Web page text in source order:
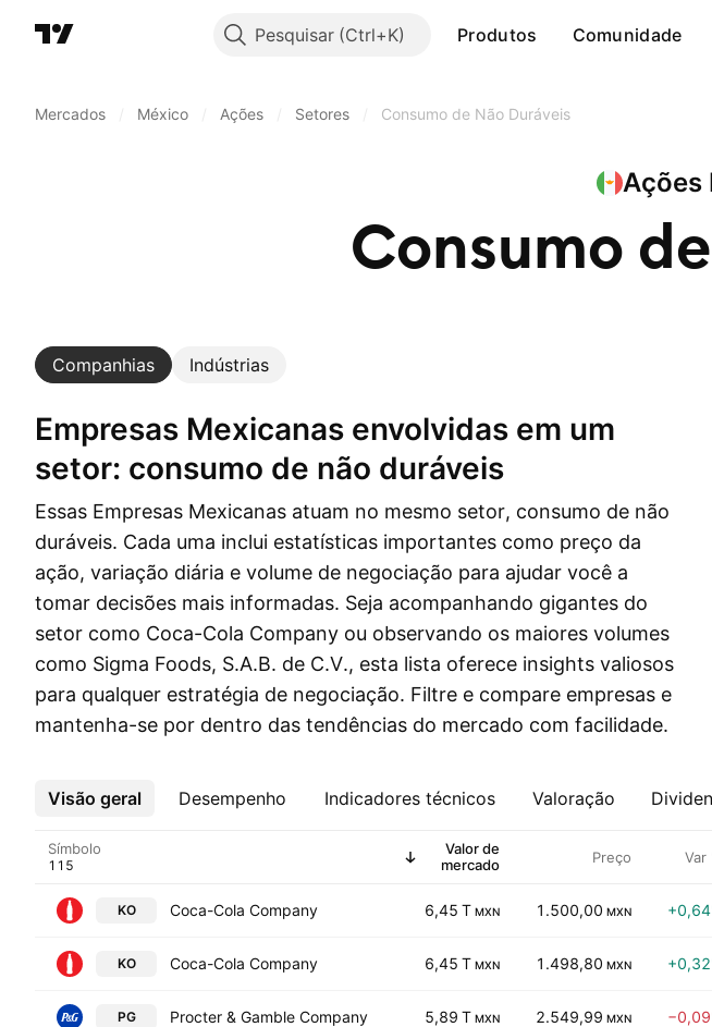
Pesquisar Produtos Comunidade
Mercados México Ações Setores Consumo de Não Duráveis
Ações
Consumo
Companhias Indústrias
Empresas Mexicanas envolvidas em um
setor: consumo de não duráveis
Essas Empresas Mexicanas atuam no mesmo setor, consumo de não
duráveis. Cada uma inclui estatísticas importantes como preço da
ação, variação diária e volume de negociação para ajudar você a
tomar decisões mais informadas. Seja acompanhando gigantes do
setor como Coca-Cola Company ou observando os maiores volumes
como Sigma Foods, S.A.B. de C.V., esta lista oferece insights valiosos
para qualquer estratégia de negociação. Filtre e compare empresas e
mantenha-se por dentro das tendências do mercado com facilidade.
Visão geral Desempenho Indicadores técnicos Valoração
Mais
Símbolo
Valor de
mercado
Preço Var
KO Coca-Cola Company 6,45 T MXN 1.500,00 MXN
KO Coca-Cola Company 6,45 T MXN 1.498,80 MXN
PG Procter & Gamble Company 5,89 T MXN 2.549,99 MXN